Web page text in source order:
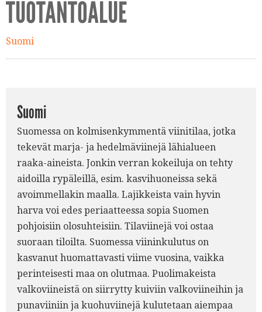
TUOTANTOALUE
Suomi
Suomi
Suomessa on kolmisenkymmentä viinitilaa, jotka
tekevät marja- ja hedelmäviinejä lähialueen
raaka-aineista. Jonkin verran kokeiluja on tehty
aidoilla rypäleillä, esim. kasvihuoneissa sekä
avoimmellakin maalla. Lajikkeista vain hyvin
harva voi edes periaatteessa sopia Suomen
pohjoisiin olosuhteisiin. Tilaviinejä voi ostaa
suoraan tiloilta. Suomessa viininkulutus on
kasvanut huomattavasti viime vuosina, vaikka
perinteisesti maa on olutmaa. Puolimakeista
valkoviineistä on siirrytty kuiviin valkoviineihin ja
punaviiniin ja kuohuviinejä kulutetaan aiempaa